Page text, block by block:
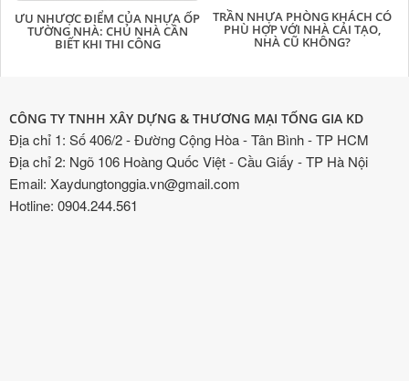
ƯU NHƯỢC ĐIỂM CỦA NHỰA ỐP
TƯỜNG NHÀ: CHỦ NHÀ CẦN
BIẾT KHI THI CÔNG
TRẦN NHỰA PHÒNG KHÁCH CÓ
PHÙ HỢP VỚI NHÀ CẢI TẠO,
NHÀ CŨ KHÔNG?
CÔNG TY TNHH XÂY DỰNG & THƯƠNG MẠI TỐNG GIA KD
Địa chỉ 1: Số 406/2 - Đường Cộng Hòa - Tân Bình - TP HCM
Địa chỉ 2: Ngõ 106 Hoàng Quốc Việt - Cầu Giấy - TP Hà Nội
Email: Xaydungtonggia.vn@gmail.com
Hotline: 0904.244.561